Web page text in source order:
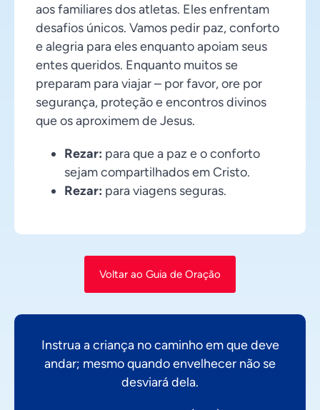
aos familiares dos atletas. Eles enfrentam
desafios únicos. Vamos pedir paz, conforto
e alegria para eles enquanto apoiam seus
entes queridos. Enquanto muitos se
preparam para viajar – por favor, ore por
segurança, proteção e encontros divinos
que os aproximem de Jesus.
Rezar: para que a paz e o conforto
sejam compartilhados em Cristo.
Rezar: para viagens seguras.
Voltar ao Guia de Oração
Instrua a criança no caminho em que deve
andar; mesmo quando envelhecer não se
desviará dela.